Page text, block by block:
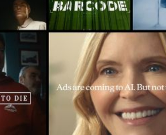
DATI
RICERCHE